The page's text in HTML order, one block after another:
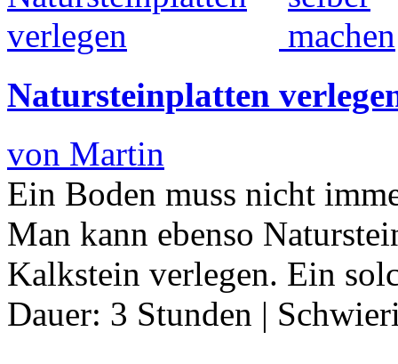
Natursteinplatten
von Martin
Ein Boden muss nicht
Man kann ebenso
Kalkstein verlegen. Ein
Dauer: 3 Stunden |